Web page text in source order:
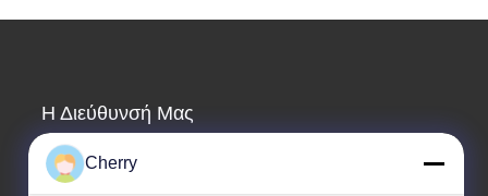
Η Διεύθυνσή Μας
Διεύθυνση Εταιρείας
Βιομηχανικό Πάρκο Hegui, Lishui, Nanhai Foshan
Cherry